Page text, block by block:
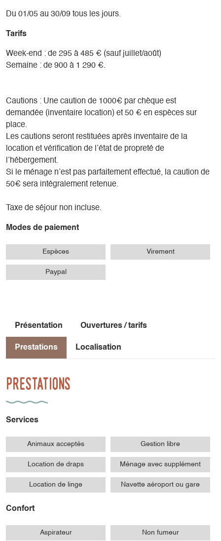
Une rampe et des pontons sont prévus pour votre
embarcation à voile ou à moteur. C'est aussi le paradis des
Le chalet construit dans les années 90 et rénové en 2016
se compose de 2 chambres (1 lit double de 140 et 2 lits
cuisine équipée (réfrigérateur congélateur, cuisinière gaz,
éviers), un espace salon et
repas.
Posé sur un peu moins de 400 m², face au lac, au Sénépy
et avec une vue magique sur L'Obiou, cet espace dispose
d'un petit jardin ombragé et
d'une belle terrasse équipée pour vos barbecues et soirées.
Deux places de parking sont à votre disposition pendant
Le seul chalet au bord du lac disposant d’une telle vue sur
commerces.
Du 01/05 au 30/09 tous les jours.
Tarifs
Week-end : de 295 à 485 € (sauf juillet/août)
Semaine : de 900 à 1 290 €.
Cautions : Une caution de 1000€ par chèque est
demandée (inventaire location) et 50 € en espèces sur
place.
Les cautions seront restituées après inventaire de la
location et vérification de l’état de propreté de
l’hébergement.
Si le ménage n’est pas parfaitement effectué, la caution de
50€ sera intégralement retenue.
Taxe de séjour non incluse.
Modes de paiement
Espèces Virement
Paypal
Présentation Ouvertures / tarifs
Prestations Localisation
Prestations
Services
Animaux acceptés Gestion libre
Location de draps Ménage avec supplément
Location de linge Navette aéroport ou gare
Confort
Aspirateur Non fumeur